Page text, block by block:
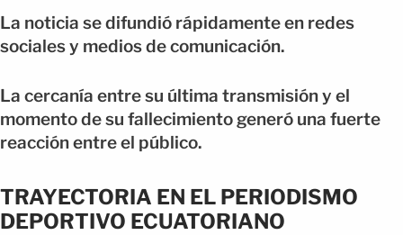
La noticia se difundió rápidamente en redes
sociales y medios de comunicación.
La cercanía entre su última transmisión y el
momento de su fallecimiento generó una fuerte
reacción entre el público.
TRAYECTORIA EN EL PERIODISMO
DEPORTIVO ECUATORIANO